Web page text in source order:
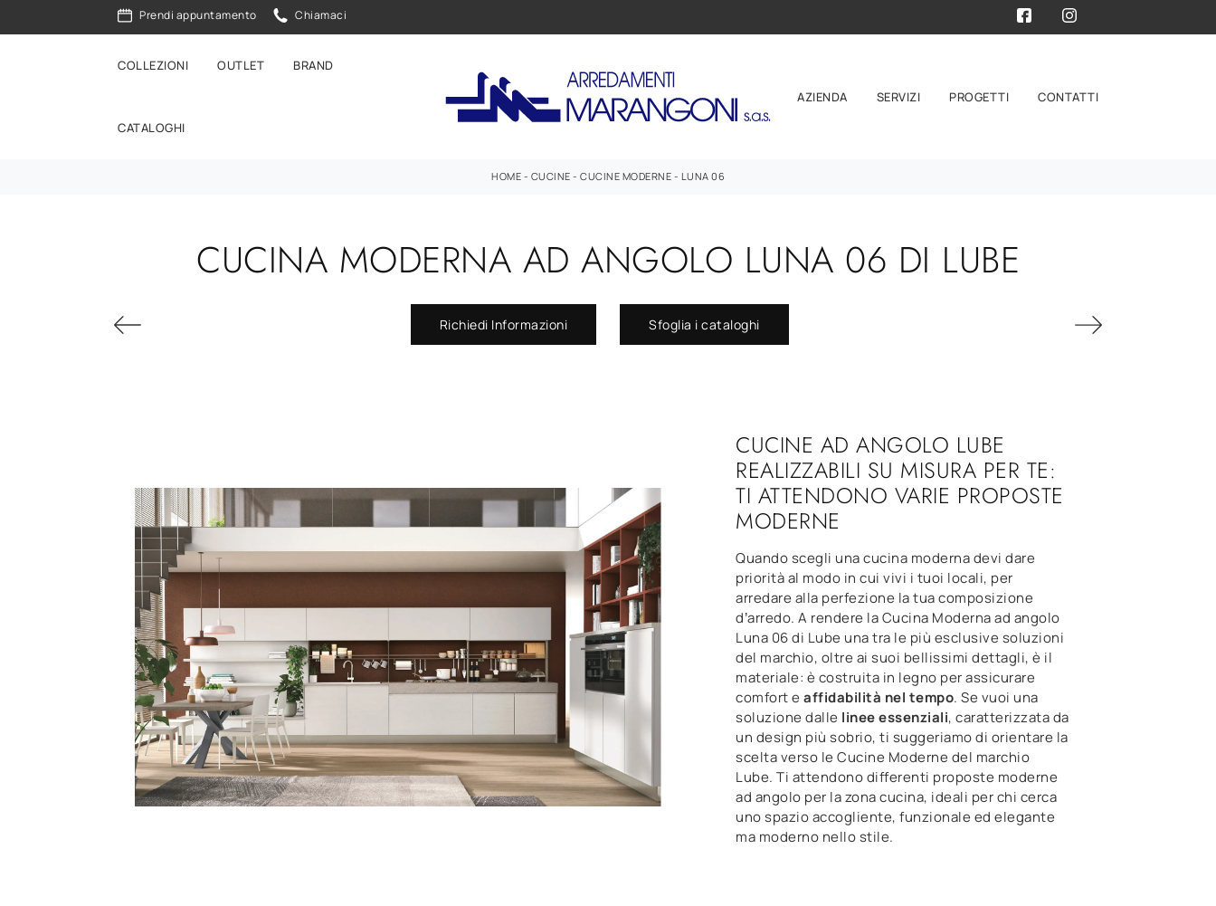
Prendi appuntamento Chiamaci
COLLEZIONI OUTLET BRAND
CATALOGHI
AZIENDA SERVIZI PROGETTI CONTATTI
HOME - CUCINE - CUCINE MODERNE - LUNA 06
CUCINA MODERNA AD ANGOLO LUNA 06 DI LUBE
Richiedi Informazioni Sfoglia i cataloghi
CUCINE AD ANGOLO LUBE
REALIZZABILI SU MISURA PER TE:
TI ATTENDONO VARIE PROPOSTE
MODERNE
Quando scegli una cucina moderna devi dare
priorità al modo in cui vivi i tuoi locali, per
arredare alla perfezione la tua composizione
d’arredo. A rendere la Cucina Moderna ad angolo
Luna 06 di Lube una tra le più esclusive soluzioni
del marchio, oltre ai suoi bellissimi dettagli, è il
materiale: è costruita in legno per assicurare
comfort eaffidabilità nel tempo. Se vuoi una
soluzione dalle linee essenziali, caratterizzata da
un design più sobrio, ti suggeriamo di orientare la
scelta verso le Cucine Moderne del marchio
Lube. Ti attendono differenti proposte moderne
ad angolo per la zona cucina, ideali per chi cerca
uno spazio accogliente, funzionale ed elegante
ma moderno nello stile.